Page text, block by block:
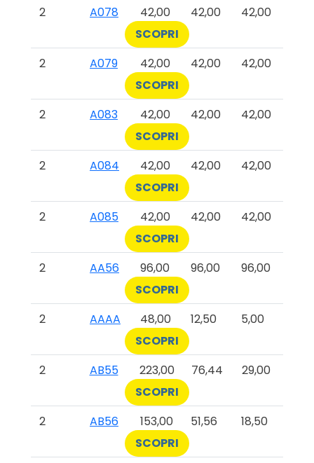
2
A078 42,00 42,00
42,00
SCOPRI
2
A079 42,00 42,00
42,00
SCOPRI
2
A083 42,00 42,00
42,00
SCOPRI
2
A084 42,00 42,00
42,00
SCOPRI
2
A085 42,00 42,00
42,00
SCOPRI
2
AA56 96,00 96,00
96,00
SCOPRI
2
AAAA 48,00 12,50
5,00
SCOPRI
2
AB55 223,00 76,44
29,00
SCOPRI
2
AB56 153,00 51,56
18,50
SCOPRI